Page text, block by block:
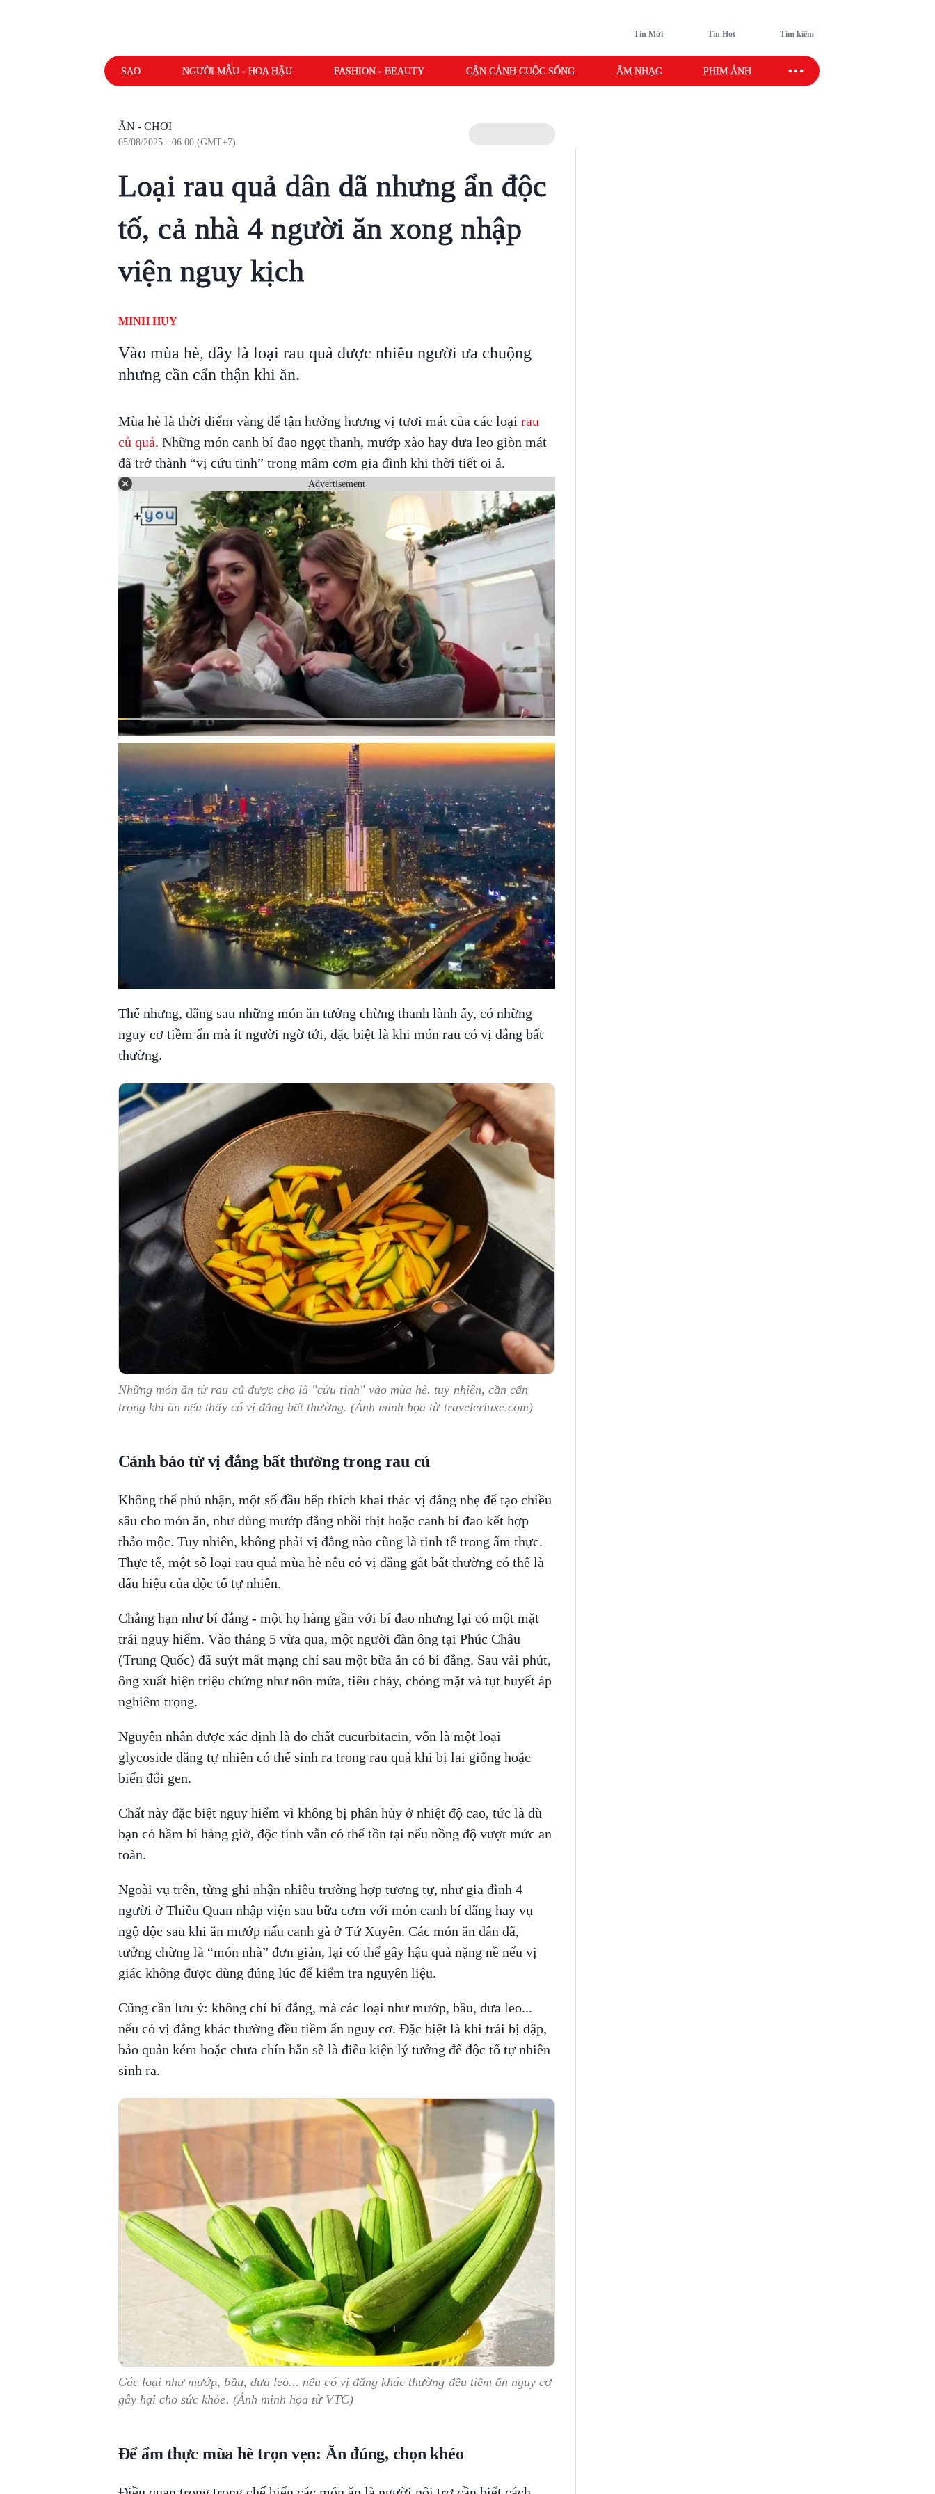
Tin Mới Tin Hot Tìm kiếm
SAO NGƯỜI MẪU - HOA HẬU FASHION - BEAUTY CẬN CẢNH CUỘC SỐNG ÂM NHẠC PHIM ẢNH SAO SPORT
ĂN - CHƠI
05/08/2025 - 06:00 (GMT+7)
Loại rau quả dân dã nhưng ẩn độc
tố, cả nhà 4 người ăn xong nhập
viện nguy kịch
MINH HUY
Vào mùa hè, đây là loại rau quả được nhiều người ưa chuộng
nhưng cần cẩn thận khi ăn.
Mùa hè là thời điểm vàng để tận hưởng hương vị tươi mát của các loại rau
củ quả. Những món canh bí đao ngọt thanh, mướp xào hay dưa leo giòn mát
đã trở thành “vị cứu tinh” trong mâm cơm gia đình khi thời tiết oi ả.
Advertisement
Thế nhưng, đằng sau những món ăn tưởng chừng thanh lành ấy, có những
nguy cơ tiềm ẩn mà ít người ngờ tới, đặc biệt là khi món rau có vị đắng bất
thường.
Những món ăn từ rau củ được cho là "cứu tinh" vào mùa hè. tuy nhiên, cần cẩn
trọng khi ăn nếu thấy có vị đắng bất thường. (Ảnh minh họa từ travelerluxe.com)
Cảnh báo từ vị đắng bất thường trong rau củ
Không thể phủ nhận, một số đầu bếp thích khai thác vị đắng nhẹ để tạo chiều
sâu cho món ăn, như dùng mướp đắng nhồi thịt hoặc canh bí đao kết hợp
thảo mộc. Tuy nhiên, không phải vị đắng nào cũng là tinh tế trong ẩm thực.
Thực tế, một số loại rau quả mùa hè nếu có vị đắng gắt bất thường có thể là
dấu hiệu của độc tố tự nhiên.
Chẳng hạn như bí đắng - một họ hàng gần với bí đao nhưng lại có một mặt
trái nguy hiểm. Vào tháng 5 vừa qua, một người đàn ông tại Phúc Châu
(Trung Quốc) đã suýt mất mạng chỉ sau một bữa ăn có bí đắng. Sau vài phút,
ông xuất hiện triệu chứng như nôn mửa, tiêu chảy, chóng mặt và tụt huyết áp
nghiêm trọng.
Nguyên nhân được xác định là do chất cucurbitacin, vốn là một loại
glycoside đắng tự nhiên có thể sinh ra trong rau quả khi bị lai giống hoặc
biến đổi gen.
Chất này đặc biệt nguy hiểm vì không bị phân hủy ở nhiệt độ cao, tức là dù
bạn có hầm bí hàng giờ, độc tính vẫn có thể tồn tại nếu nồng độ vượt mức an
toàn.
Ngoài vụ trên, từng ghi nhận nhiều trường hợp tương tự, như gia đình 4
người ở Thiều Quan nhập viện sau bữa cơm với món canh bí đắng hay vụ
ngộ độc sau khi ăn mướp nấu canh gà ở Tứ Xuyên. Các món ăn dân dã,
tưởng chừng là “món nhà” đơn giản, lại có thể gây hậu quả nặng nề nếu vị
giác không được dùng đúng lúc để kiểm tra nguyên liệu.
Cũng cần lưu ý: không chỉ bí đắng, mà các loại như mướp, bầu, dưa leo...
nếu có vị đắng khác thường đều tiềm ẩn nguy cơ. Đặc biệt là khi trái bị dập,
bảo quản kém hoặc chưa chín hẳn sẽ là điều kiện lý tưởng để độc tố tự nhiên
sinh ra.
Các loại như mướp, bầu, dưa leo... nếu có vị đắng khác thường đều tiềm ẩn nguy cơ
gây hại cho sức khỏe. (Ảnh minh họa từ VTC)
Để ẩm thực mùa hè trọn vẹn: Ăn đúng, chọn khéo